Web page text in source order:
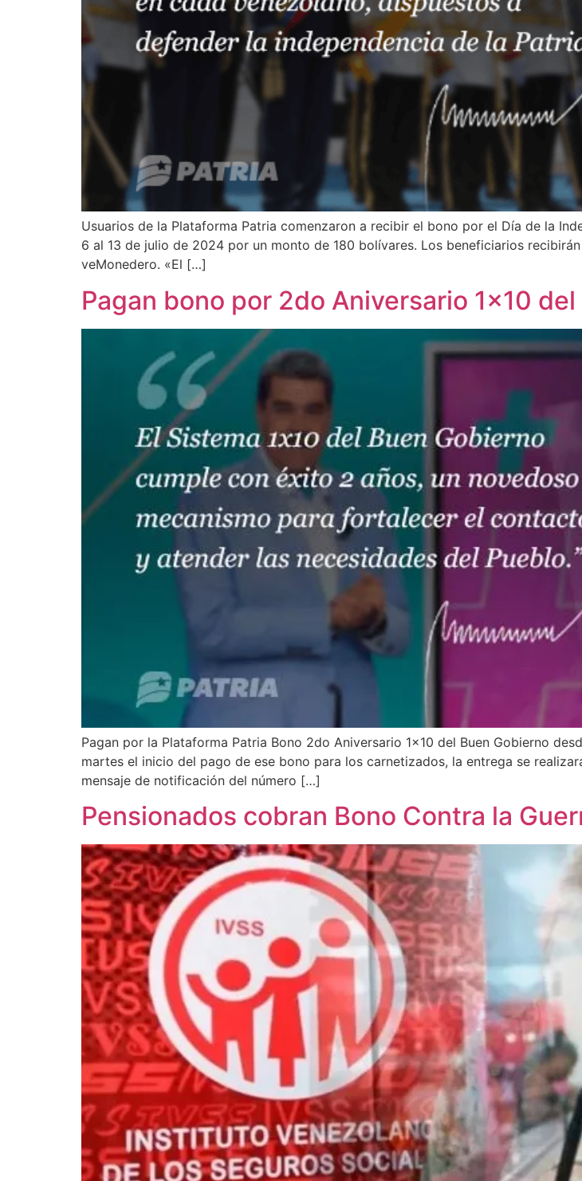
Usuarios de la Plataforma Patria comenzaron a recibir el bono por el Día de la
6 al 13 de julio de 2024 por un monto de 180 bolívares. Los beneficiarios
veMonedero. «El […]
Pagan bono por 2do Aniversario 1×10
Pagan por la Plataforma Patria Bono 2do Aniversario 1×10 del Buen Gobierno
martes el inicio del pago de ese bono para los carnetizados, la entrega se
mensaje de notificación del número […]
Pensionados cobran Bono Contra la